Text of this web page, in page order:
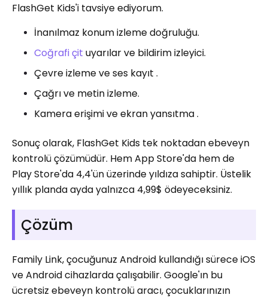
FlashGet Kids'i tavsiye ediyorum.
İnanılmaz konum izleme doğruluğu.
Coğrafi çit uyarılar ve bildirim izleyici.
Çevre izleme ve ses kayıt .
Çağrı ve metin izleme.
Kamera erişimi ve ekran yansıtma .
Sonuç olarak, FlashGet Kids tek noktadan ebeveyn
kontrolü çözümüdür. Hem App Store'da hem de
Play Store'da 4,4'ün üzerinde yıldıza sahiptir. Üstelik
yıllık planda ayda yalnızca 4,99$ ödeyeceksiniz.
Çözüm
Family Link, çocuğunuz Android kullandığı sürece iOS
ve Android cihazlarda çalışabilir. Google'ın bu
ücretsiz ebeveyn kontrolü aracı, çocuklarınızın